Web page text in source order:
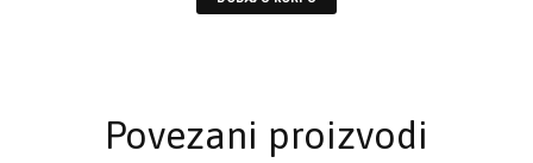
Povezani proizvodi